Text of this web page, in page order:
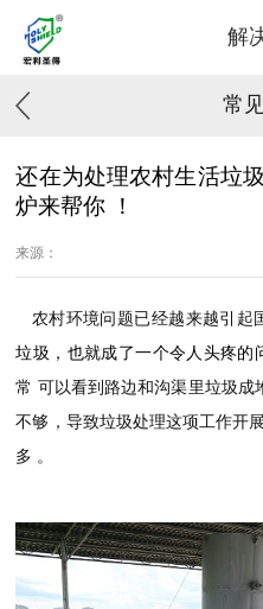
解
常
还在为处理农村生活垃
炉来帮你 ！
来源：
农村环境问题已经越来越引起
垃圾， 也就成了一个令人头疼的
常 可以看到路边和沟渠里垃圾成
不够，导致垃圾处理这项工作开
多 。